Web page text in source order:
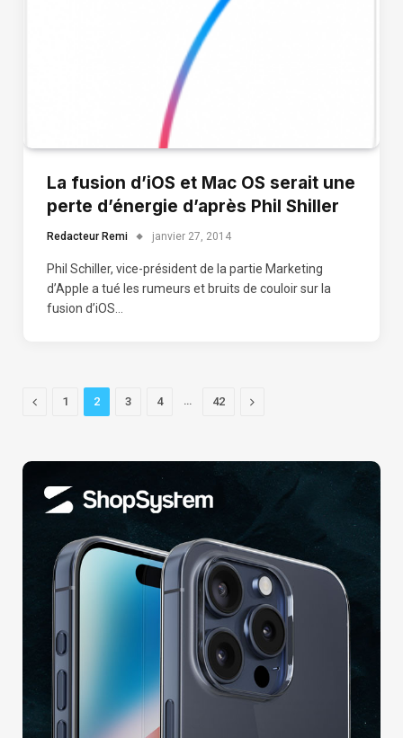
La fusion d’iOS et Mac OS serait une
perte d’énergie d’après Phil Shiller
Redacteur Remi janvier 27, 2014
Phil Schiller, vice-président de la partie Marketing
d’Apple a tué les rumeurs et bruits de couloir sur la
fusion d’iOS…
Previous
1 2 3 4 42 Next